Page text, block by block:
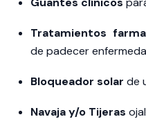
Tratamientos
de padecer
Bloqueador solar de
Navaja y/o Tijeras